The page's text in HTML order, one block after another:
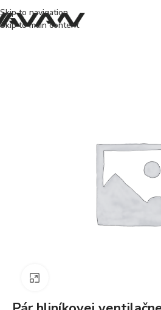
Skip to navigation
Skip to main content